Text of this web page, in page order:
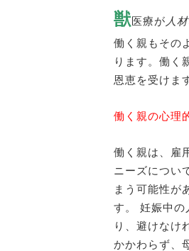
獣医療が 人
働く親もその
ります。働く
恩恵を受けま
働く親の心理
働く親は、雇
ニーズについ
まう可能性が
す。 妊娠中の
り、避けなけ
かかわらず、